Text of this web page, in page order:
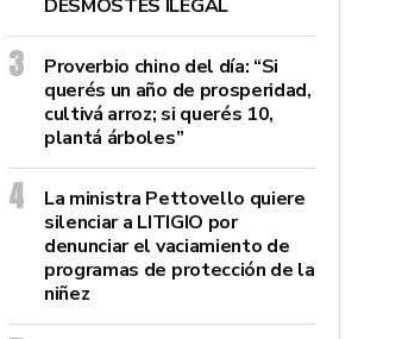
DESMOSTES ILEGAL
Proverbio chino del día: “Si
querés un año de prosperidad,
cultivá arroz; si querés 10,
plantá árboles”
La ministra Pettovello quiere
silenciar a LITIGIO por
denunciar el vaciamiento de
programas de protección de la
niñez